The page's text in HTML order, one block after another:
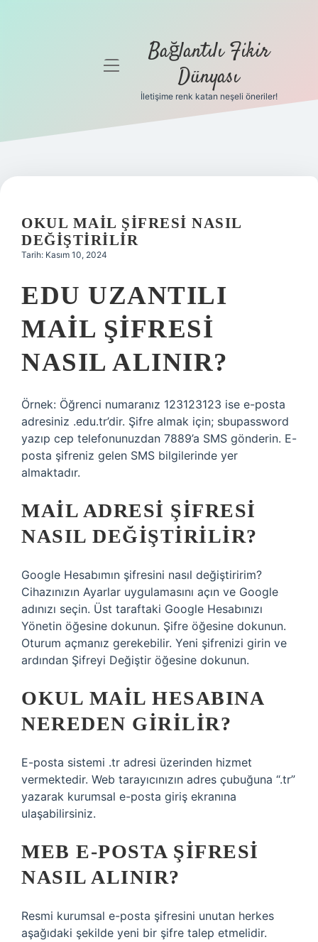
Gizlilik
Hakkımızda
menüyü
Bağlantılı Fikir
Dünyası
İletişime renk katan neşeli öneriler!
OKUL MAIL ŞIFRESI NASIL
DEĞIŞTIRILIR
Tarih: Kasım 10, 2024
EDU UZANTILI
MAIL ŞIFRESI
NASIL ALINIR?
Örnek: Öğrenci numaranız 123123123 ise e-posta
adresiniz .edu.tr’dir. Şifre almak için; sbupassword
yazıp cep telefonunuzdan 7889’a SMS gönderin. E-
posta şifreniz gelen SMS bilgilerinde yer
almaktadır.
MAIL ADRESI ŞIFRESI
NASIL DEĞIŞTIRILIR?
Google Hesabımın şifresini nasıl değiştiririm?
Cihazınızın Ayarlar uygulamasını açın ve Google
adınızı seçin. Üst taraftaki Google Hesabınızı
Yönetin öğesine dokunun. Şifre öğesine dokunun.
Oturum açmanız gerekebilir. Yeni şifrenizi girin ve
ardından Şifreyi Değiştir öğesine dokunun.
OKUL MAIL HESABINA
NEREDEN GIRILIR?
E-posta sistemi .tr adresi üzerinden hizmet
vermektedir. Web tarayıcınızın adres çubuğuna “.tr”
yazarak kurumsal e-posta giriş ekranına
ulaşabilirsiniz.
MEB E-POSTA ŞIFRESI
NASIL ALINIR?
Resmi kurumsal e-posta şifresini unutan herkes
aşağıdaki şekilde yeni bir şifre talep etmelidir.